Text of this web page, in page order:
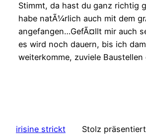
Stimmt, da hast du ganz richtig
habe natÃ¼rlich auch mit dem
angefangen…GefÃ¤llt mir auch
es wird noch dauern, bis ich
weiterkomme, zuviele Baustellen
irisine strickt Stolz